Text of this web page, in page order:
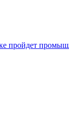
пройдет